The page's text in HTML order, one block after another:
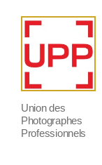
Union des
Photographes
Professionnels